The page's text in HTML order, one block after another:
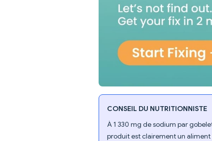
CONSEIL DU NUTRITIONNISTE
À 1 330 mg de sodium par
produit est clairement un